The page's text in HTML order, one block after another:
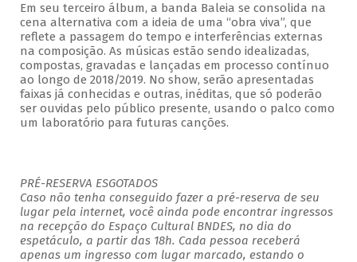
Em seu terceiro álbum, a banda Baleia se consolida na
cena alternativa com a ideia de uma “obra viva”, que
reflete a passagem do tempo e interferências externas
na composição. As músicas estão sendo idealizadas,
compostas, gravadas e lançadas em processo contínuo
ao longo de 2018/2019. No show, serão apresentadas
faixas já conhecidas e outras, inéditas, que só poderão
ser ouvidas pelo público presente, usando o palco como
um laboratório para futuras canções.
PRÉ-RESERVA ESGOTADOS
Caso não tenha conseguido fazer a pré-reserva de seu
lugar pela internet, você ainda pode encontrar ingressos
na recepção do Espaço Cultural BNDES, no dia do
espetáculo, a partir das 18h. Cada pessoa receberá
apenas um ingresso com lugar marcado, estando o